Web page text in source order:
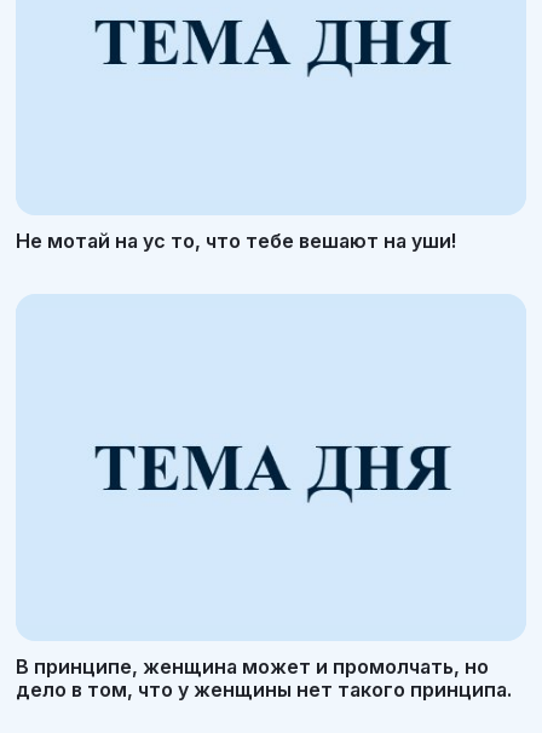
Не мотай на ус то, что тебе вешают на уши!
В принципе, женщина может и промолчать, но
дело в том, что у женщины нет такого принципа.